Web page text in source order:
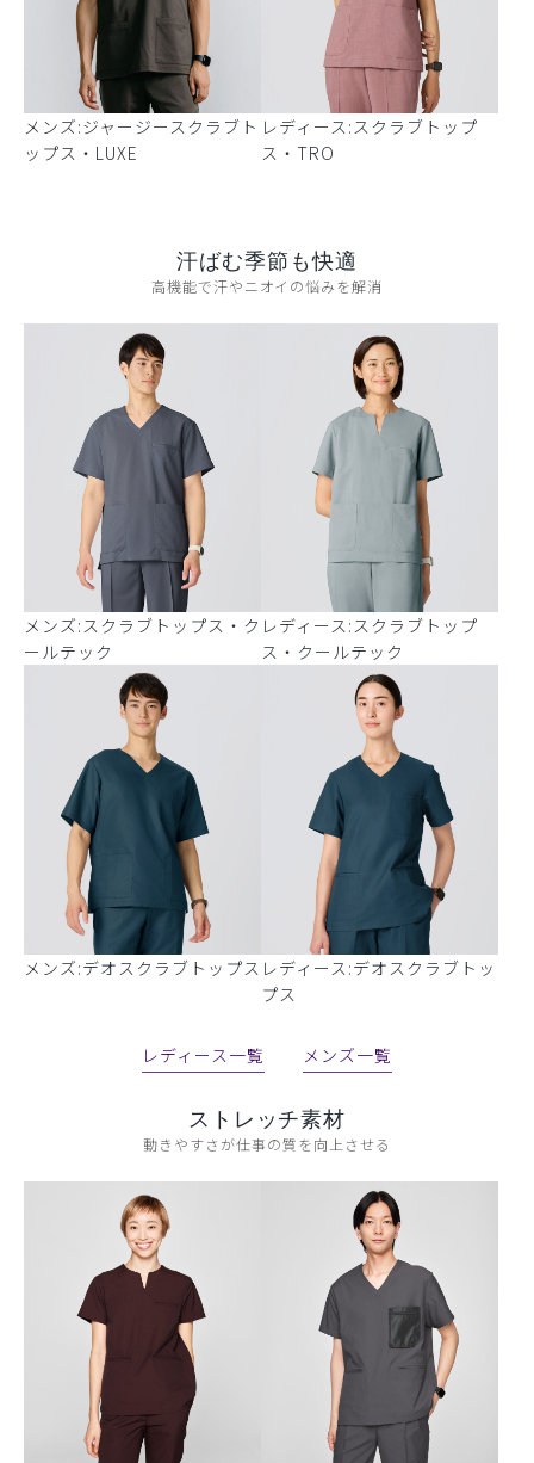
メンズ:ジャージースクラブト
ップス・LUXE
レディース:スクラブトップ
ス・TRO
汗ばむ季節も快適
高機能で汗やニオイの悩みを解消
メンズ:スクラブトップス・ク
ールテック
レディース:スクラブトップ
ス・クールテック
メンズ:デオスクラブトップス レディース:デオスクラブトッ
プス
レディース一覧 メンズ一覧
ストレッチ素材
動きやすさが仕事の質を向上させる